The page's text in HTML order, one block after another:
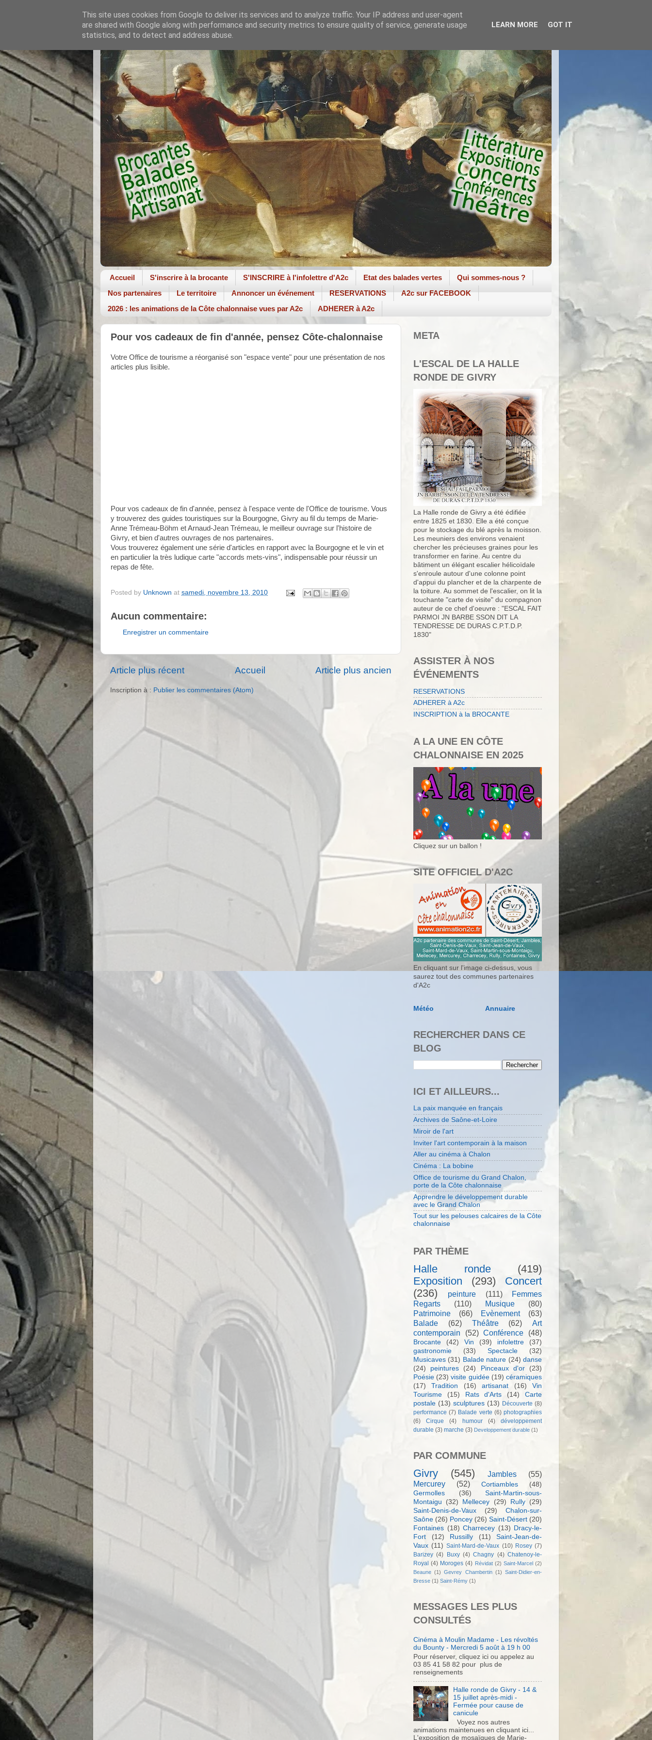
Accueil S'inscrire à la brocante S'INSCRIRE à l'infolettre d'A2c Etat des balades vertes
Qui sommes-nous ?
Nos partenaires
Le territoire Annoncer un événement RESERVATIONS
A2c sur FACEBOOK
2026 : les animations de la Côte chalonnaise vues par A2c
ADHERER à A2c
Pour vos cadeaux de fin d'année, pensez Côte-chalonnaise
Votre Office de tourisme a réorganisé son "espace vente" pour une présentation de nos
articles plus lisible.
Pour vos cadeaux de fin d'année, pensez à l'espace vente de l'Office de tourisme. Vous
y trouverez des guides touristiques sur la Bourgogne, Givry au fil du temps de Marie-
Anne Trémeau-Böhm et Arnaud-Jean Trémeau, le meilleur ouvrage sur l'histoire de
Givry, et bien d'autres ouvrages de nos partenaires.
Vous trouverez également une série d'articles en rapport avec la Bourgogne et le vin et
en particulier la très ludique carte "accords mets-vins", indispensable pour réussir un
repas de fête.
Posted by Unknown at samedi, novembre 13, 2010
Aucun commentaire:
Enregistrer un commentaire
Article plus récent Article plus ancien
Accueil
Inscription à : Publier les commentaires (Atom)
META
L'ESCAL DE LA HALLE
RONDE DE GIVRY
La Halle ronde de Givry a été édifiée
entre 1825 et 1830. Elle a été conçue
pour le stockage du blé après la moisson.
Les meuniers des environs venaient
chercher les précieuses graines pour les
transformer en farine. Au centre du
bâtiment un élégant escalier hélicoïdale
s'enroule autour d'une colonne point
d'appui du plancher et de la charpente de
la toiture. Au sommet de l'escalier, on lit la
touchante "carte de visite" du compagnon
auteur de ce chef d'oeuvre : "ESCAL FAIT
PARMOI JN BARBE SSON DIT LA
TENDRESSE DE DURAS C.P.T.D.P.
1830"
ASSISTER À NOS
ÉVÉNEMENTS
RESERVATIONS
ADHERER à A2c
INSCRIPTION à la BROCANTE
A LA UNE EN CÔTE
CHALONNAISE EN 2025
Cliquez sur un ballon !
SITE OFFICIEL D'A2C
En cliquant sur l'image ci-dessus, vous
saurez tout des communes partenaires
d'A2c
Météo Annuaire
RECHERCHER DANS CE
BLOG
ICI ET AILLEURS...
La paix manquée en français
Archives de Saône-et-Loire
Miroir de l'art
Inviter l'art contemporain à la maison
Aller au cinéma à Chalon
Cinéma : La bobine
Office de tourisme du Grand Chalon,
porte de la Côte chalonnaise
Apprendre le développement durable
avec le Grand Chalon
Tout sur les pelouses calcaires de la Côte
chalonnaise
PAR THÈME
Halle ronde
(419)
Exposition
(293)
Concert
(236)
peinture (111)
Femmes
Regarts
(110) Musique
(80)
Patrimoine
(66) Evènement
(63)
Balade
(62) Théâtre (62)
Art
contemporain
(52) Conférence (48)
Brocante (42) Vin (39) infolettre
(37)
gastronomie
(33) Spectacle
(32)
Musicaves (31) Balade nature (24) danse
(24)
peintures (24) Pinceaux d'or
(23)
Poésie (23) visite guidée (19) céramiques
(17)
Tradition (16) artisanat (16)
Vin
Tourisme
(15) Rats d'Arts (14)
Carte
postale (13) sculptures (13) Découverte (8)
performance (7) Balade verte (6) photographies
(6)
Cirque (4) humour (4)
développement
durable (3) marche (3) Developpement durable (1)
PAR COMMUNE
Givry (545) Jambles
(55)
Mercurey
(52) Cortiambles
(48)
Germolles
(36)
Saint-Martin-sous-
Montaigu
(32) Mellecey (29) Rully
(29)
Saint-Denis-de-Vaux
(29)
Chalon-sur-
Saône (26) Poncey (26) Saint-Désert (20)
Fontaines (18) Charrecey (13) Dracy-le-
Fort
(12) Russilly (11)
Saint-Jean-de-
Vaux (11) Saint-Mard-de-Vaux (10) Rosey (7)
Barizey (4) Buxy (4) Chagny (4) Chatenoy-le-
Royal (4) Moroges (4) Révidat (2) Saint-Marcel (2)
Beaune (1) Gevrey Chambertin (1) Saint-Didier-en-
Bresse (1) Saint-Rémy (1)
MESSAGES LES PLUS
CONSULTÉS
Cinéma à Moulin Madame - Les révoltés
du Bounty - Mercredi 5 août à 19 h 00
Pour réserver, cliquez ici ou appelez au
03 85 41 58 82 pour plus de
renseignements
Halle ronde de Givry - 14 &
15 juillet après-midi -
Fermée pour cause de
canicule
Voyez nos autres
animations maintenues en cliquant ici...
L'exposition de mosaïques de Marie-
This site uses cookies from Google to deliver its services and to analyze traffic. Your IP address and user-agent
are shared with Google along with performance and security metrics to ensure quality of service, generate usage
statistics, and to detect and address abuse.
LEARN MORE GOT IT